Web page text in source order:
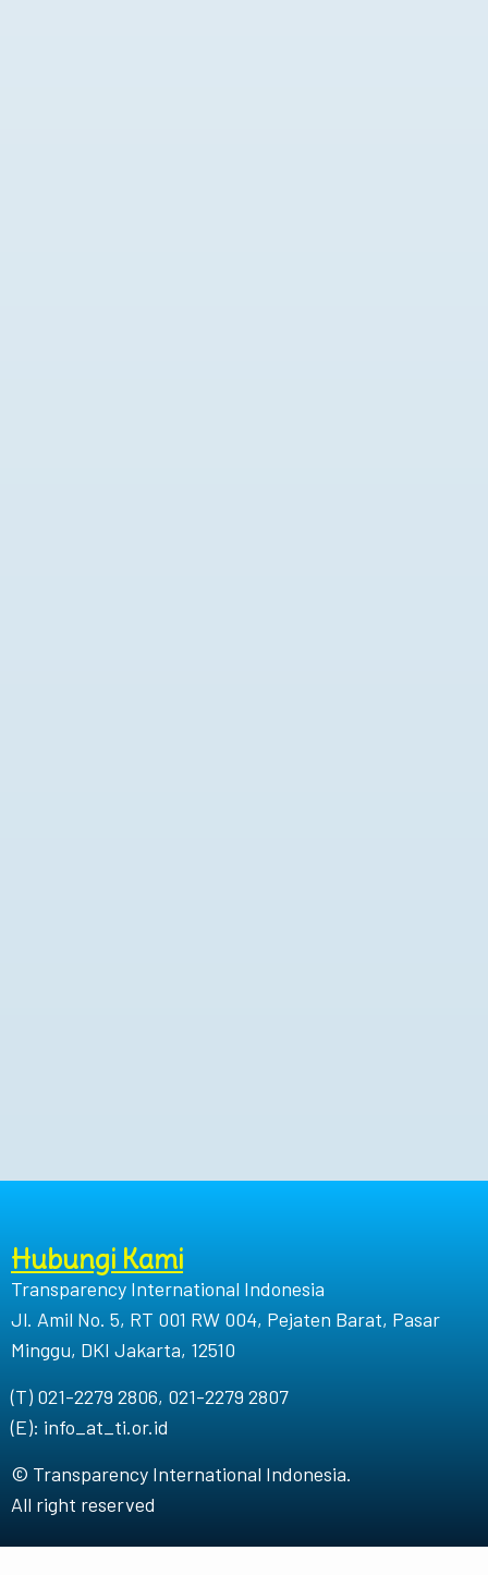
Hubungi Kami
Transparency International Indonesia
Jl. Amil No. 5, RT 001 RW 004, Pejaten Barat, Pasar
Minggu, DKI Jakarta, 12510
(T) 021-2279 2806, 021-2279 2807
(E): info_at_ti.or.id
© Transparency International Indonesia.
All right reserved